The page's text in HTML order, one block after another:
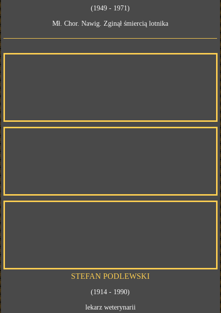
(1949 - 1971)
Mł. Chor. Nawig. Zginął śmiercią lotnika
STEFAN PODLEWSKI
(1914 - 1990)
lekarz weterynarii